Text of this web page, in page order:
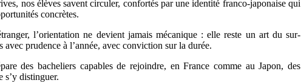
nos élèves savent circuler, confortés par une identité franco-japonaise qui
concrètes.
l’orientation ne devient jamais mécanique : elle reste un art du sur-
prudence à l’année, avec conviction sur la durée.
des bacheliers capables de rejoindre, en France comme au Japon, des
s’y distinguer.